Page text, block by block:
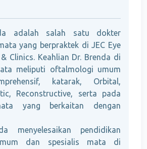
adalah salah satu dokter
yang berpraktek di JEC Eye
Clinics. Keahlian Dr. Brenda di
meliputi oftalmologi umum
katarak, Orbital,
Reconstructive, serta pada
yang berkaitan dengan
menyelesaikan pendidikan
dan spesialis mata di